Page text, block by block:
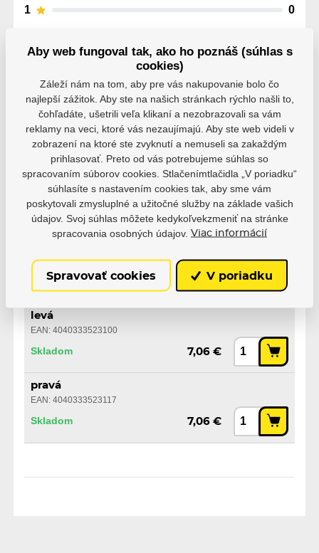
1
0
Parametre
Výrobce Powerslide
Strana Ľavá Pravá
Varianty
levá
EAN: 4040333523100
Skladom 7,06 €
pravá
EAN: 4040333523117
Skladom 7,06 €
Aby web fungoval tak, ako ho poznáš (súhlas s
cookies)
Záleží nám na tom, aby pre vás nakupovanie bolo čo
najlepší zážitok. Aby ste na našich stránkach rýchlo našli to,
čohľadáte, ušetrili veľa klikaní a nezobrazovali sa vám
reklamy na veci, ktoré vás nezaujímajú. Aby ste web videli v
zobrazení na ktoré ste zvyknutí a nemuseli sa zakaždým
prihlasovať. Preto od vás potrebujeme súhlas so
spracovaním súborov cookies. Stlačenímtlačidla „V poriadku“
súhlasíte s nastavením cookies tak, aby sme vám
poskytovali zmysluplné a užitočné služby na základe vašich
údajov. Svoj súhlas môžete kedykoľvekzmeniť na stránke
spracovania osobných údajov. Viac informácií
Spravovať cookies V poriadku